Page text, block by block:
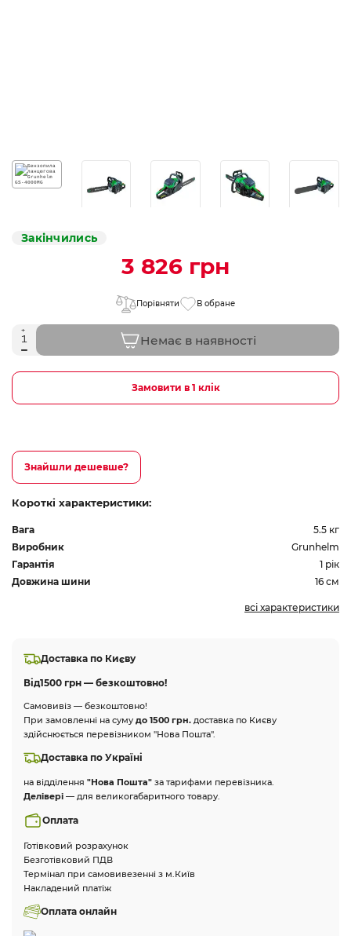
Закінчились
3 826 грн
Порівняти В обране
Немає в наявності
Замовити в 1 клік
Знайшли дешевше?
Короткі характеристики:
Вага
5.5 кг
Виробник
Grunhelm
Гарантія
1 рік
Довжина шини
16 см
всі характеристики
Доставка по Києву
Від1500 грн — безкоштовно!
Самовивіз — безкоштовно!
При замовленні на суму до 1500 грн. доставка по Києву
здійснюється перевізником "Нова Пошта".
Доставка по Україні
на відділення "Нова Пошта" за тарифами перевізника.
Делівері — для великогабаритного товару.
Оплата
Готівковий розрахунок
Безготівковий ПДВ
Термінал при самовивезенні з м.Київ
Накладений платіж
Оплата онлайн